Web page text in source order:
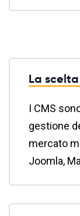
La
I CMS
gestione
mercato
Joomla,